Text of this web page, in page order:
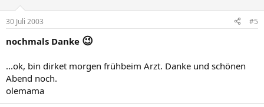
30 Juli 2003 #5
nochmals Danke 😉
...ok, bin dirket morgen frühbeim Arzt. Danke und schönen
Abend noch.
olemama